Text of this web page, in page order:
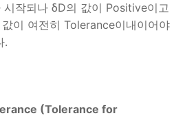
작되나 δD의 값이 Positive이고
이 여전히 Tolerance이내이어야
.
(Tolerance for